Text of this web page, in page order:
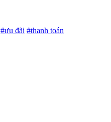
#ưu đãi #thanh toán